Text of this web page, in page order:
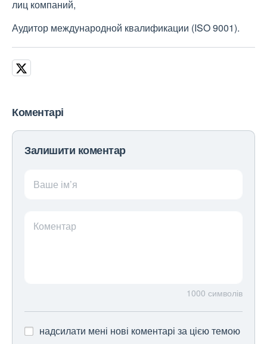
лиц компаний,
Аудитор международной квалификации (ISO 9001).
Коментарі
Залишити коментар
Ваше ім’я
Коментар
1000 символів
надсилати мені нові коментарі за цією темою